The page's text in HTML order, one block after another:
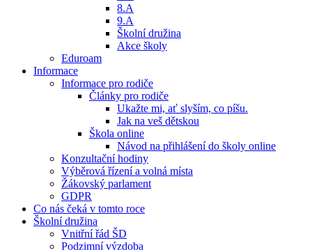
8.A
9.A
Školní družina
Akce školy
Eduroam
Informace
Informace pro rodiče
Články pro rodiče
Ukažte mi, ať slyším, co píšu.
Jak na veš dětskou
Škola online
Návod na přihlášení do školy online
Konzultační hodiny
Výběrová řízení a volná místa
Žákovský parlament
GDPR
Co nás čeká v tomto roce
Školní družina
Vnitřní řád ŠD
Podzimní výzdoba